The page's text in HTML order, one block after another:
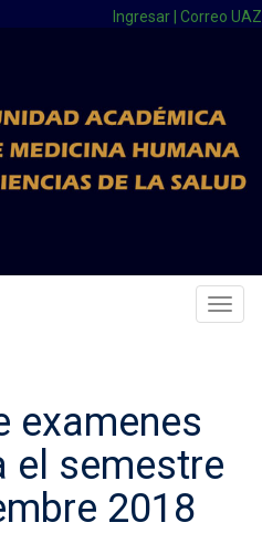
Ingresar Correo UAZ
examenes
el semestre
2018